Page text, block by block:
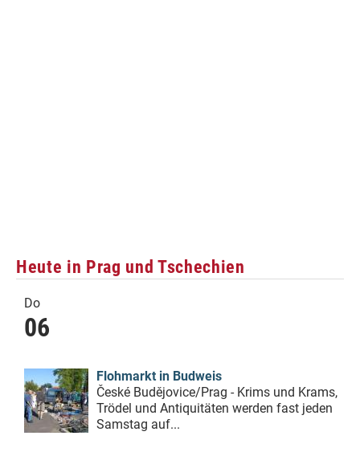
Heute in Prag und Tschechien
Do
06
Flohmarkt in Budweis
České Budějovice/Prag - Krims und Krams,
Trödel und Antiquitäten werden fast jeden
Samstag auf...